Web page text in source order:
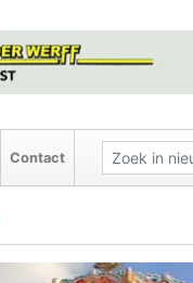
Contact